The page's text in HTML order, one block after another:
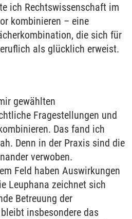
ich Rechtswissenschaft im
kombinieren – eine
die sich für
als glücklich erweist.
gewählten
Fragestellungen und
Das fand ich
Denn in der Praxis sind die
verwoben.
Feld haben Auswirkungen
Leuphana zeichnet sich
Betreuung der
insbesondere das